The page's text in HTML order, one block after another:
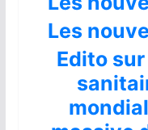
Les
Edito sur